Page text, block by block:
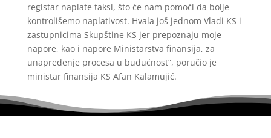
registar naplate taksi, što će nam pomoći da bolje
kontrolišemo naplativost. Hvala još jednom Vladi KS i
zastupnicima Skupštine KS jer prepoznaju moje
napore, kao i napore Ministarstva finansija, za
unapređenje procesa u budućnost“, poručio je
ministar finansija KS Afan Kalamujić.